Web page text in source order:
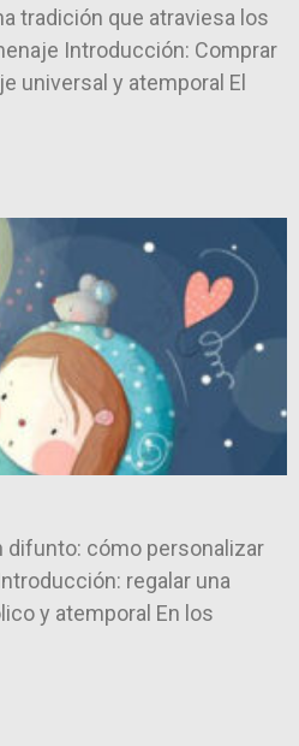
tradición que atraviesa los
Introducción: Comprar
universal y atemporal El
difunto: cómo personalizar
regalar una
y atemporal En los